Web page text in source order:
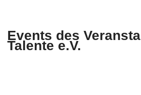
Events des
Talente e.V.